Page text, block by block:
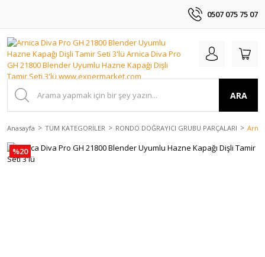
0507 075 75 07
ARA
Anasayfa TÜM KATEGORİLER RONDO DOĞRAYICI GRUBU PARÇALARI
%20